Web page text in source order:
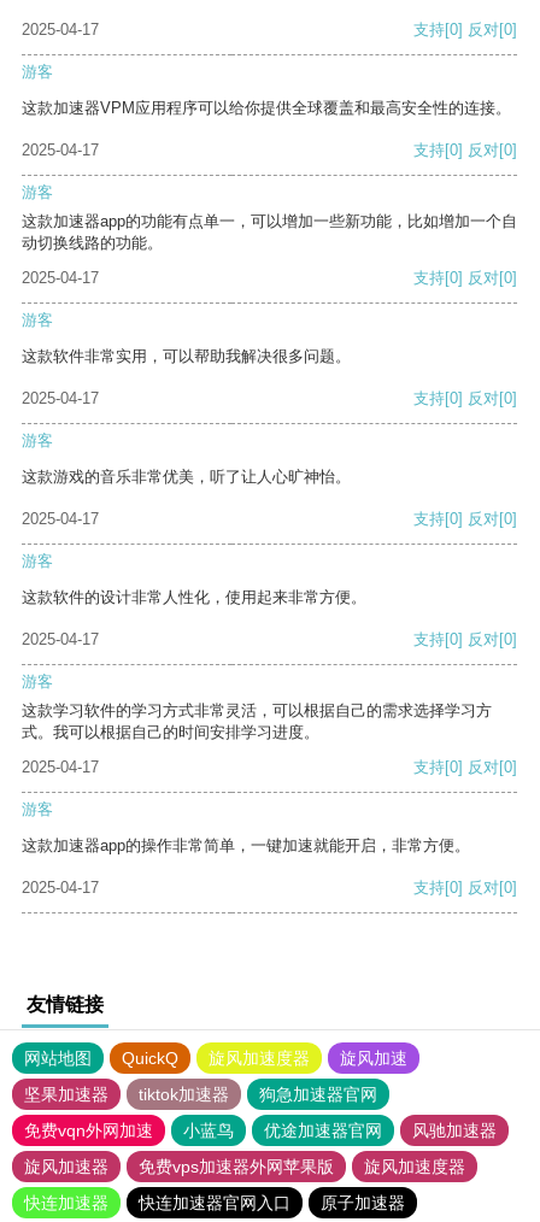
2025-04-17 支持[0] 反对[0]
游客
这款加速器VPM应用程序可以给你提供全球覆盖和最高安全性的连接。
2025-04-17 支持[0] 反对[0]
游客
这款加速器app的功能有点单一，可以增加一些新功能，比如增加一个自
动切换线路的功能。
2025-04-17
支持[0] 反对[0]
游客
这款软件非常实用，可以帮助我解决很多问题。
2025-04-17 支持[0] 反对[0]
游客
这款游戏的音乐非常优美，听了让人心旷神怡。
2025-04-17 支持[0] 反对[0]
游客
这款软件的设计非常人性化，使用起来非常方便。
2025-04-17 支持[0] 反对[0]
游客
这款学习软件的学习方式非常灵活，可以根据自己的需求选择学习方
式。我可以根据自己的时间安排学习进度。
2025-04-17
支持[0] 反对[0]
游客
这款加速器app的操作非常简单，一键加速就能开启，非常方便。
2025-04-17 支持[0] 反对[0]
友情链接
网站地图 QuickQ 旋风加速度器
旋风加速
坚果加速器
tiktok加速器
狗急加速器官网
免费vqn外网加速
小蓝鸟 优途加速器官网
风驰加速器
旋风加速器
免费vps加速器外网苹果版
旋风加速度器
快连加速器
快连加速器官网入口 原子加速器